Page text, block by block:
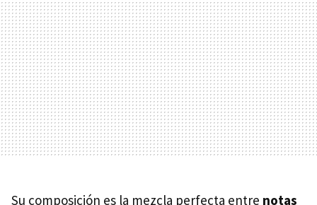
Su composición es la mezcla perfecta entre notas